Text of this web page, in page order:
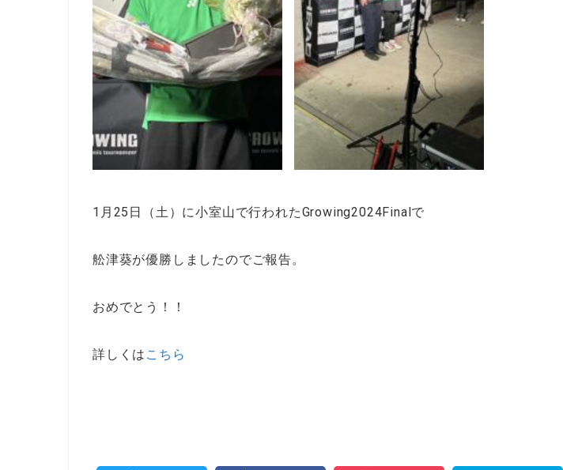
1月25日（土）に小室山で行われたGrowing2024Finalで
舩津葵が優勝しましたのでご報告。
おめでとう！！
詳しくは こちら